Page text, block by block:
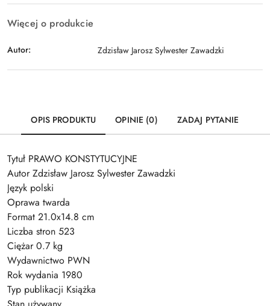
Więcej o produkcie
Autor: Zdzisław Jarosz Sylwester Zawadzki
OPIS PRODUKTU OPINIE (0) ZADAJ PYTANIE
Tytuł PRAWO KONSTYTUCYJNE
Autor Zdzisław Jarosz Sylwester Zawadzki
Język polski
Oprawa twarda
Format 21.0x14.8 cm
Liczba stron 523
Ciężar 0.7 kg
Wydawnictwo PWN
Rok wydania 1980
Typ publikacji Książka